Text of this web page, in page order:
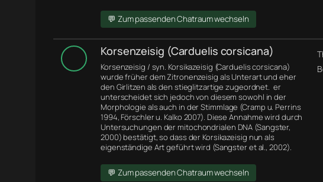
💬 Zum passenden Chatraum wechseln
Korsenzeisig (Carduelis corsicana)
Korsenzeisig / syn. Korsikazeisig (Carduelis corsicana)
wurde früher dem Zitronenzeisig als Unterart und eher
den Girlitzen als den stieglitzartige zugeordnet. er
unterscheidet sich jedoch von diesem sowohl in der
Morphologie als auch in der Stimmlage (Cramp u. Perrins
1994, Förschler u. Kalko 2007). Diese Annahme wird durch
Untersuchungen der mitochondrialen DNA (Sangster,
2000) bestätigt, so dass der Korsikazeisig nun als
eigenständige Art geführt wird (Sangster et al., 2002).
💬 Zum passenden Chatraum wechseln